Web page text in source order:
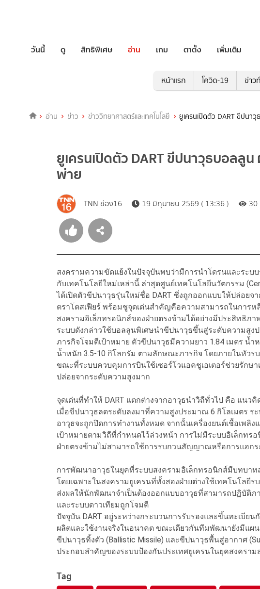
วันนี้ ดู สิทธิพิเศษ อ่าน เกม ตาตั้ง เพิ่มเติม
หน้าแรก โควิด-19 ข่าว
อ่าน ข่าว ข่าววิทยาศาสตร์และเทคโนโลยี ยูเครนเปิดตัว DART ขีปนา
ยูเครนเปิดตัว DART ขีปนาวุธบอลลู
พ่าย
TNN ช่อง16 19 มิถุนายน 2569 ( 13:36 ) 30
สงครามความขัดแย้งในปัจจุบันพบว่ามีการนำโดรนและระบ
กับเทคโนโลยีใหม่เหล่านี้ ล่าสุดศูนย์เทคโนโลยีนวัตกรรม
ได้เปิดตัวขีปนาวุธรุ่นใหม่ชื่อ DART ซึ่งถูกออกแบบให้ปล่อย
ตราโตสเฟียร์ พร้อมชูจุดเด่นสำคัญคือความสามารถในการห
สงครามอิเล็กทรอนิกส์ของฝ่ายตรงข้ามได้อย่างมีประสิทธิภา
ระบบดังกล่าวใช้บอลลูนพิเศษนำขีปนาวุธขึ้นสู่ระดับความสูง
ภารกิจโจมตีเป้าหมาย ตัวขีปนาวุธมีความยาว 1.84 เมตร น้
น้ำหนัก 3.5-10 กิโลกรัม ตามลักษณะภารกิจ โดยภายในหัวร
ขณะที่ระบบควบคุมการบินใช้เซอร์โวแอคชูเอเตอร์ช่วยรักษ
ปล่อยจากระดับความสูงมาก
จุดเด่นที่ทำให้ DART แตกต่างจากอาวุธนำวิถีทั่วไป คือ แนว
เมื่อขีปนาวุธลดระดับลงมาที่ความสูงประมาณ 6 กิโลเมตร
อาวุธจะถูกปิดการทำงานทั้งหมด จากนั้นเครื่องยนต์เชื้อเพลิ
เป้าหมายตามวิถีที่กำหนดไว้ล่วงหน้า การไม่มีระบบอิเล็กทร
ฝ่ายตรงข้ามไม่สามารถใช้การรบกวนสัญญาณหรือการแฮกร
การพัฒนาอาวุธในยุคที่ระบบสงครามอิเล็กทรอนิกส์มีบทบา
โดยเฉพาะในสงครามยูเครนที่ทั้งสองฝ่ายต่างใช้เทคโนโล
ส่งผลให้นักพัฒนาจำเป็นต้องออกแบบอาวุธที่สามารถปฏิบั
และระบบดาวเทียมถูกโจมตี
ปัจจุบัน DART อยู่ระหว่างกระบวนการรับรองและขึ้นทะเบียน
ผลิตและใช้งานจริงในอนาคต ขณะเดียวกันทีมพัฒนายังมีแผ
ขีปนาวุธทิ้งตัว (Ballistic Missile) และขีปนาวุธพื้นสู่อากาศ
ประกอบสำคัญของระบบป้องกันประเทศยูเครนในยุคสงคราม
Tag